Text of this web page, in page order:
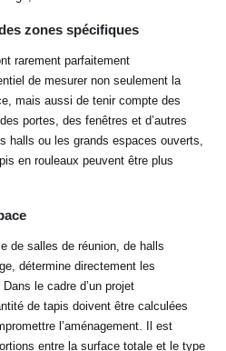
zones spécifiques
rarement parfaitement
de mesurer non seulement la
mais aussi de tenir compte des
portes, des fenêtres et d’autres
halls ou les grands espaces ouverts,
en rouleaux peuvent être plus
de salles de réunion, de halls
détermine directement les
le cadre d’un projet
de tapis doivent être calculées
l’aménagement. Il est
entre la surface totale et le type